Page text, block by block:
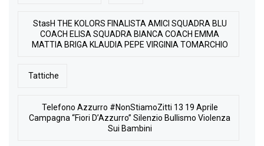
StasH THE KOLORS FINALISTA AMICI SQUADRA BLU
COACH ELISA SQUADRA BIANCA COACH EMMA
MATTIA BRIGA KLAUDIA PEPE VIRGINIA TOMARCHIO
Tattiche
Telefono Azzurro #NonStiamoZitti 13 19 Aprile
Campagna “Fiori D’Azzurro” Silenzio Bullismo Violenza
Sui Bambini